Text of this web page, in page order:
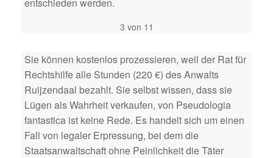
3 von 11
Sie können kostenlos prozessieren, weil der Rat für
Rechtshilfe alle Stunden (220 €) des Anwalts
Ruijzendaal bezahlt. Sie selbst wissen, dass sie
Lügen als Wahrheit verkaufen, von Pseudologia
fantastica ist keine Rede. Es handelt sich um einen
Fall von legaler Erpressung, bei dem die
Staatsanwaltschaft ohne Peinlichkeit die Täter